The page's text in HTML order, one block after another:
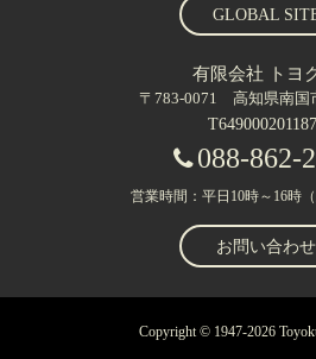
GLOBAL
有限会社 トヨ
〒783-0071 高知県南国
088-862-
営業時間：平日10時～16時（
お問い合わせ
Copyright © 1947-2026